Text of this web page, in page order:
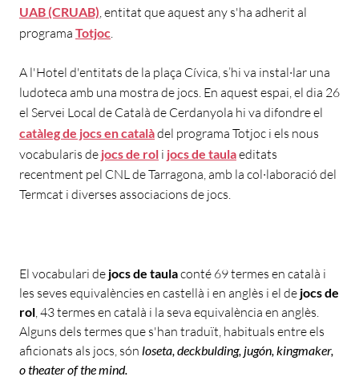
UAB (CRUAB) , entitat que aquest any s'ha adherit al
programa Totjoc
A l'Hotel d'entitats de la plaça Cívica, s’hi va instal·lar una
ludoteca amb una mostra de jocs. En aquest espai, el dia 26
el Servei Local de Català de Cerdanyola hi va difondre el
catàleg de jocs en catalàdel programa Totjoc i els nous
vocabularis de jocs de rol i jocs de taulaeditats
recentment pel CNL de Tarragona, amb la col·laboració del
Termcat i diverses associacions de jocs.
El vocabulari de jocs de taulaconté 69 termes en català i
les seves equivalències en castellà i en anglès i el de jocs de
rol , 43 termes en català i la seva equivalència en anglès.
Alguns dels termes que s'han traduït, habituals entre els
aficionats als jocs, són loseta, deckbulding, jugón, kingmaker,
o theater of the mind.